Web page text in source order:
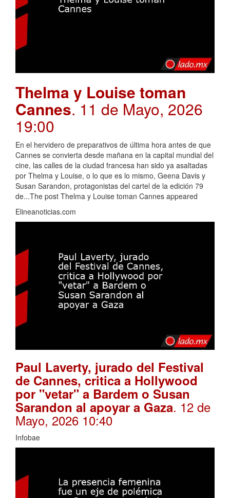
Thelma y Louise toman
Cannes. 11 de Mayo, 2026
19:00
En el hervidero de preparativos de última hora antes de que
Cannes se convierta desde mañana en la capital mundial del
cine, las calles de la ciudad francesa han sido ya asaltadas
por Thelma y Louise, o lo que es lo mismo, Geena Davis y
Susan Sarandon, protagonistas del cartel de la edición 79
de...The post Thelma y Louise toman Cannes appeared
Elineanoticias.com
Paul Laverty, jurado del Festival
de Cannes, critica a Hollywood
por "vetar" a Bardem o Susan
Sarandon al apoyar a Gaza. 12 de
Mayo, 2026 10:40
Infobae